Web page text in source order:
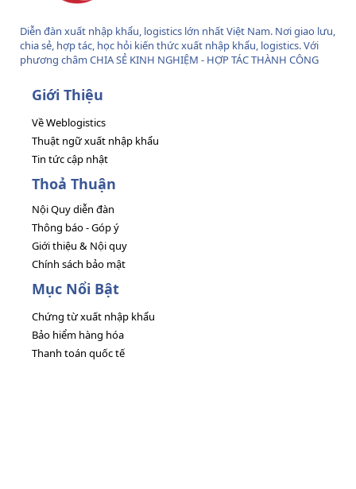
Diễn đàn xuất nhập khẩu, logistics lớn nhất Việt Nam. Nơi giao lưu,
chia sẻ, hợp tác, học hỏi kiến thức xuất nhập khẩu, logistics. Với
phương châm CHIA SẺ KINH NGHIỆM - HỢP TÁC THÀNH CÔNG
Giới Thiệu
Về Weblogistics
Thuật ngữ xuất nhập khẩu
Tin tức cập nhật
Thoả Thuận
Nội Quy diễn đàn
Thông báo - Góp ý
Giới thiệu & Nội quy
Chính sách bảo mật
Mục Nổi Bật
Chứng từ xuất nhập khẩu
Bảo hiểm hàng hóa
Thanh toán quốc tế